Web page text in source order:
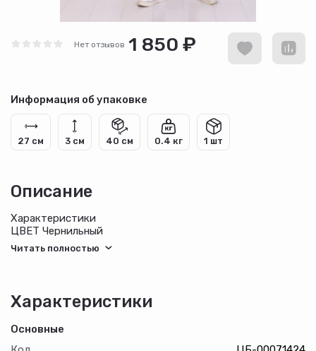
Нет отзывов 1 850 ₽
Информация об упаковке
27 см 3 см 40 см 0.4 кг 1 шт
Описание
Характеристики
ЦВЕТ Чернильный
ТКАНЬ TC, пл. 120 г/м2
Характеристики
Основные